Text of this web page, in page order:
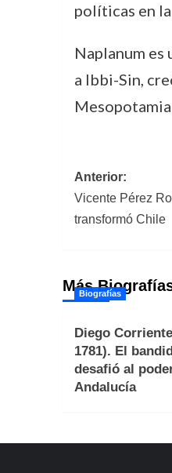
políticas en
Naplanum
a Ibbi-Sin,
de
Anterior:
Vicente Pérez
transformó Chile
MásBiografías
Diego
1781). El
desafió al
Andalucía